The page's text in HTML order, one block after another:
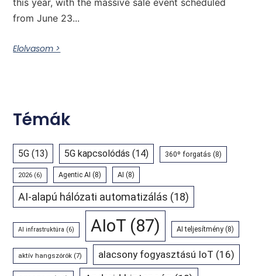
this year, with the massive sale event scheduled
from June 23...
Elolvasom >
Témák
5G (13) 5G kapcsolódás (14) 360º forgatás (8)
2026 (6) Agentic AI (8) AI (8)
AI-alapú hálózati automatizálás (18)
AI infrastruktúra (6) AIoT (87) AI teljesítmény (8)
aktív hangszórók (7) alacsony fogyasztású IoT (16)